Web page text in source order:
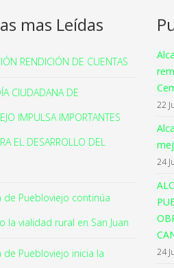
mas Leídas
RENDICIÓN DE CUENTAS
CIUDADANA DE
IMPULSA IMPORTANTES
EL DESARROLLO DEL
de Puebloviejo continúa
la vialidad rural en San Juan
de Puebloviejo inicia la
22
24
24